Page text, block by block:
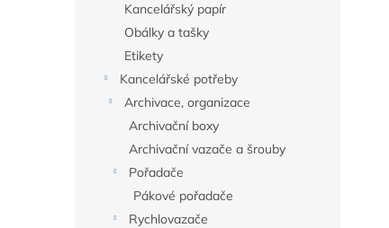
Kancelářský papír
Obálky a tašky
Etikety
Kancelářské potřeby
Archivace, organizace
Archivační boxy
Archivační vazače a šrouby
Pořadače
Pákové pořadače
Rychlovazače